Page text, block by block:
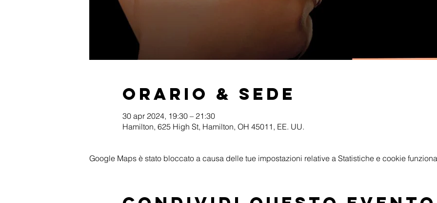
Orario & Sede
30 apr 2024, 19:30 – 21:30
Hamilton, 625 High St, Hamilton, OH 45011, EE. UU.
Google Maps è stato bloccato a causa delle tue impostazioni relative a Statistiche e cookie